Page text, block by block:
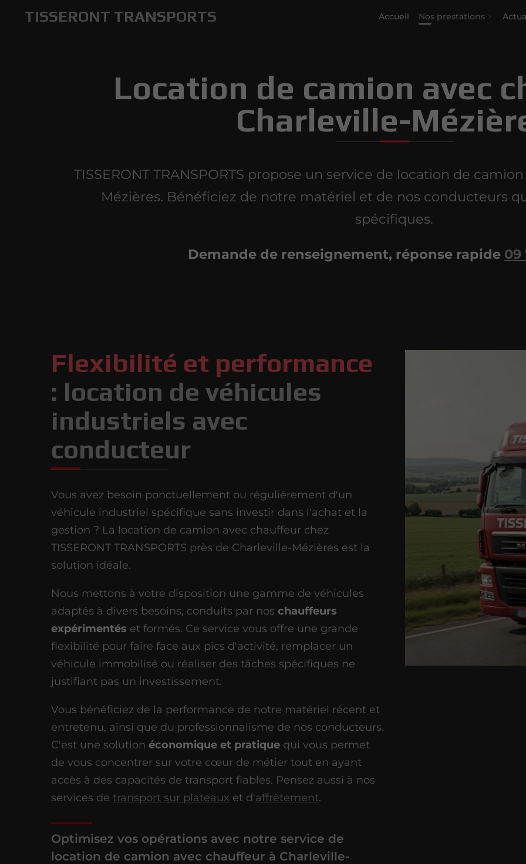
TISSERONT TRANSPORTS Accueil Nos prestations
Location de camion avec
Charleville-
TISSERONT TRANSPORTS propose un service de location de
Mézières. Bénéficiez de notre matériel et de nos conducteurs
spécifiques.
Demande de renseignement, réponse rapide 09
Flexibilité et performance
: location de véhicules
industriels avec
conducteur
Vous avez besoin ponctuellement ou régulièrement d'un
véhicule industriel spécifique sans investir dans l'achat et la
gestion ? La location de camion avec chauffeur chez
TISSERONT TRANSPORTS près de Charleville-Mézières est la
solution idéale.
Nous mettons à votre disposition une gamme de véhicules
adaptés à divers besoins, conduits par noschauffeurs
expérimentés et formés. Ce service vous offre une grande
flexibilité pour faire face aux pics d'activité, remplacer un
véhicule immobilisé ou réaliser des tâches spécifiques ne
justifiant pas un investissement.
Vous bénéficiez de la performance de notre matériel récent et
entretenu, ainsi que du professionnalisme de nos conducteurs.
C'est une solutionéconomique et pratique qui vous permet
de vous concentrer sur votre cœur de métier tout en ayant
accès à des capacités de transport fiables. Pensez aussi à nos
services detransport sur plateaux et d'affrètement.
Optimisez vos opérations avec notre service de
location de camion avec chauffeur à Charleville-